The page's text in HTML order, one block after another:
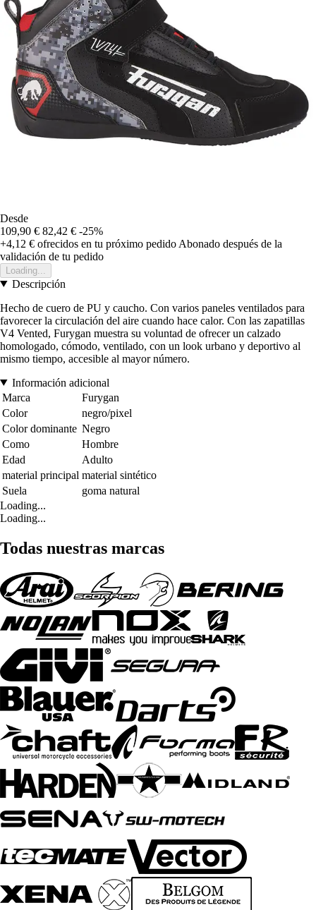
Desde
109,90 € 82,42 € -25%
+4,12 € ofrecidos en tu próximo pedido Abonado después de la
validación de tu pedido
Loading...
Descripción
Hecho de cuero de PU y caucho. Con varios paneles ventilados para
favorecer la circulación del aire cuando hace calor. Con las zapatillas
V4 Vented, Furygan muestra su voluntad de ofrecer un calzado
homologado, cómodo, ventilado, con un look urbano y deportivo al
mismo tiempo, accesible al mayor número.
Información adicional
Marca
Furygan
Color
negro/pixel
Color dominante Negro
Como
Hombre
Edad
Adulto
material principal material sintético
Suela
goma natural
Loading...
Loading...
Todas nuestras marcas